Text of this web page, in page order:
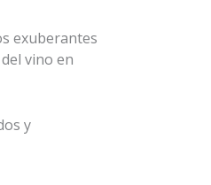
exuberantes
vino en
y